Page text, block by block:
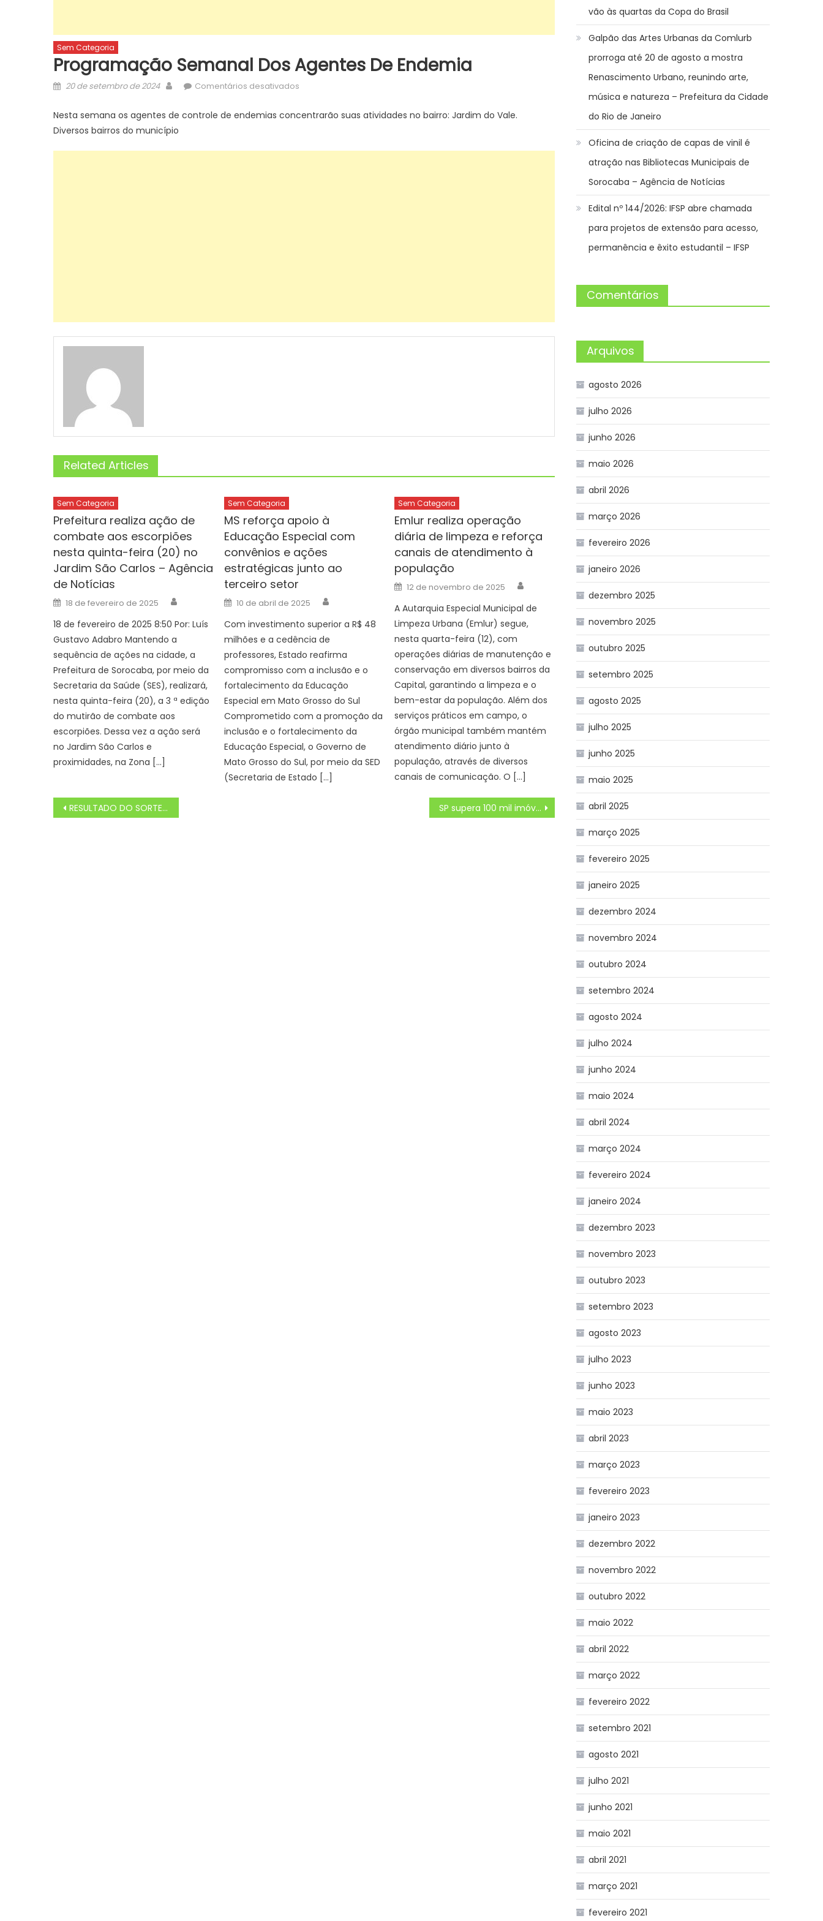
Sem Categoria
Programação Semanal Dos Agentes De Endemia
Posted
20 de setembro de 2024 AuthorComentários desativados
semanal
Nesta semana os agentes de controle de endemias concentrarão suas atividades no bairro: Jardim do Vale.
Diversos bairros do município
Related Articles
Sem Categoria
Prefeitura realiza ação de
combate aos escorpiões
nesta quinta-feira (20) no
Jardim São Carlos – Agência
de Notícias
Posted
on
18 de fevereiro de 2025
18 de fevereiro de 2025 8:50 Por: Luís
Gustavo Adabro Mantendo a
sequência de ações na cidade, a
Prefeitura de Sorocaba, por meio da
Secretaria da Saúde (SES), realizará,
nesta quinta-feira (20), a 3 ª edição
do mutirão de combate aos
escorpiões. Dessa vez a ação será
no Jardim São Carlos e
proximidades, na Zona […]
Sem Categoria
MS reforça apoio à
Educação Especial com
convênios e ações
estratégicas junto ao
terceiro setor
Posted
on
10 de abril de 2025
Com investimento superior a R$ 48
milhões e a cedência de
professores, Estado reafirma
compromisso com a inclusão e o
fortalecimento da Educação
Especial em Mato Grosso do Sul
Comprometido com a promoção da
inclusão e o fortalecimento da
Educação Especial, o Governo de
Mato Grosso do Sul, por meio da SED
(Secretaria de Estado […]
Sem Categoria
Emlur realiza operação
diária de limpeza e reforça
canais de atendimento à
população
Posted
on
12 de novembro de 2025
A Autarquia Especial Municipal de
Limpeza Urbana (Emlur) segue,
nesta quarta-feira (12), com
operações diárias de manutenção e
conservação em diversos bairros da
Capital, garantindo a limpeza e o
bem-estar da população. Além dos
serviços práticos em campo, o
órgão municipal também mantém
atendimento diário junto à
população, através de diversos
canais de comunicação. O […]
Navegação
de
RESULTADO DO SORTEIO LOTOFÁCIL 3200 DE HOJE SEXTA (20/09) SP supera 100 mil imóveis regularizados com entrega de 706 títulos
vão às quartas da Copa do Brasil
Galpão das Artes Urbanas da Comlurb
prorroga até 20 de agosto a mostra
Renascimento Urbano, reunindo arte,
música e natureza – Prefeitura da Cidade
do Rio de Janeiro
Oficina de criação de capas de vinil é
atração nas Bibliotecas Municipais de
Sorocaba – Agência de Notícias
Edital nº 144/2026: IFSP abre chamada
para projetos de extensão para acesso,
permanência e êxito estudantil – IFSP
Comentários
Arquivos
agosto 2026
julho 2026
junho 2026
maio 2026
abril 2026
março 2026
fevereiro 2026
janeiro 2026
dezembro 2025
novembro 2025
outubro 2025
setembro 2025
agosto 2025
julho 2025
junho 2025
maio 2025
abril 2025
março 2025
fevereiro 2025
janeiro 2025
dezembro 2024
novembro 2024
outubro 2024
setembro 2024
agosto 2024
julho 2024
junho 2024
maio 2024
abril 2024
março 2024
fevereiro 2024
janeiro 2024
dezembro 2023
novembro 2023
outubro 2023
setembro 2023
agosto 2023
julho 2023
junho 2023
maio 2023
abril 2023
março 2023
fevereiro 2023
janeiro 2023
dezembro 2022
novembro 2022
outubro 2022
maio 2022
abril 2022
março 2022
fevereiro 2022
setembro 2021
agosto 2021
julho 2021
junho 2021
maio 2021
abril 2021
março 2021
fevereiro 2021